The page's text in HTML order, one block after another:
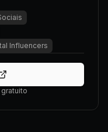
Influencers